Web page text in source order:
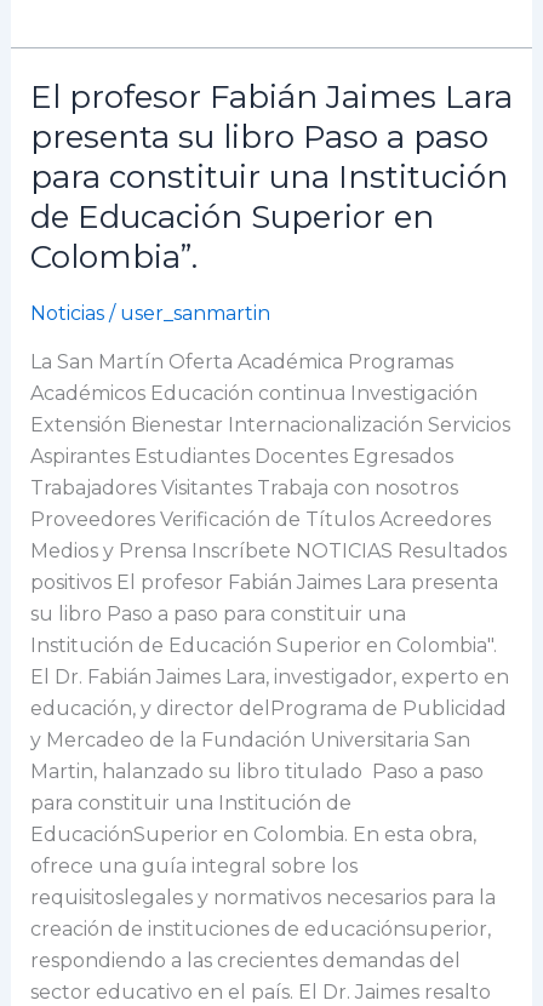
El profesor Fabián Jaimes Lara
presenta su libro Paso a paso
para constituir una Institución
de Educación Superior en
Colombia”.
Noticias/ user_sanmartin
La San Martín Oferta Académica Programas
Académicos Educación continua Investigación
Extensión Bienestar Internacionalización Servicios
Aspirantes Estudiantes Docentes Egresados
Trabajadores Visitantes Trabaja con nosotros
Proveedores Verificación de Títulos Acreedores
Medios y Prensa Inscríbete NOTICIAS Resultados
positivos El profesor Fabián Jaimes Lara presenta
su libro Paso a paso para constituir una
Institución de Educación Superior en Colombia".
El Dr. Fabián Jaimes Lara, investigador, experto en
educación, y director delPrograma de Publicidad
y Mercadeo de la Fundación Universitaria San
Martin, halanzado su libro titulado Paso a paso
para constituir una Institución de
EducaciónSuperior en Colombia. En esta obra,
ofrece una guía integral sobre los
requisitoslegales y normativos necesarios para la
creación de instituciones de educaciónsuperior,
respondiendo a las crecientes demandas del
sector educativo en el país. El Dr. Jaimes resalto
El
Fabián
Jaimes
Lara
presenta
libro
a
paso
para
constituir
una
Institución
de
Educación
Superior
en
Colombia”.